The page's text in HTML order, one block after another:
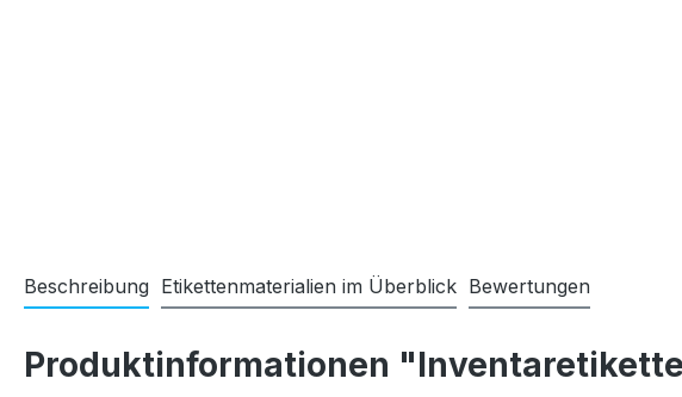
Beschreibung Etikettenmaterialien im Überblick Bewertungen
Produktinformationen